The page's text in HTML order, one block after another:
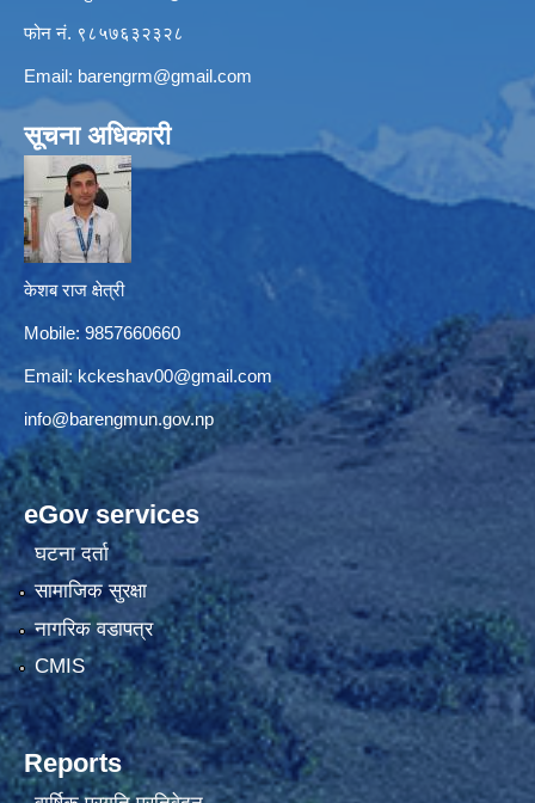
फोन नं. ९८५७६३२३२८
Email: barengrm@gmail.com
सूचना अधिकारी
केशब राज क्षेत्री
Mobile: 9857660660
Email: kckeshav00@gmail.com
info@barengmun.gov.np
eGov services
घटना दर्ता
सामाजिक सुरक्षा
नागरिक वडापत्र
CMIS
Reports